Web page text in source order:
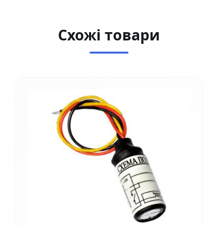
Схожі товари